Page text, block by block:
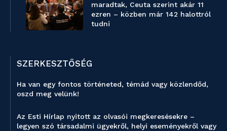
maradtak, Ceuta szerint akár 11
ezren – közben már 142 halottról
tudni
SZERKESZTŐSÉG
Ha van egy fontos történeted, témád vagy közlendőd,
oszd meg velünk!
Az Esti Hírlap nyitott az olvasói megkeresésekre –
legyen szó társadalmi ügyekről, helyi eseményekről vagy